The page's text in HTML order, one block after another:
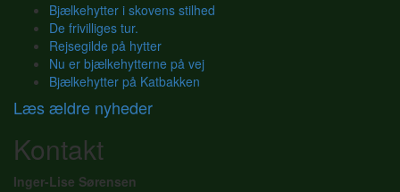
Bjælkehytter i skovens stilhed
De frivilliges tur.
Rejsegilde på hytter
Nu er bjælkehytterne på vej
Bjælkehytter på Katbakken
Læs ældre nyheder
Kontakt
Inger-Lise Sørensen